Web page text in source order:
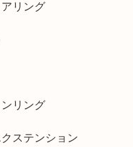
リング
リング
ステンション